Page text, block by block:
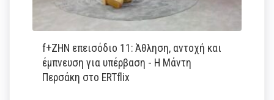
f+ΖΗΝ επεισόδιο 11: Άθληση, αντοχή και
έμπνευση για υπέρβαση - Η Μάντη
Περσάκη στο ERTflix